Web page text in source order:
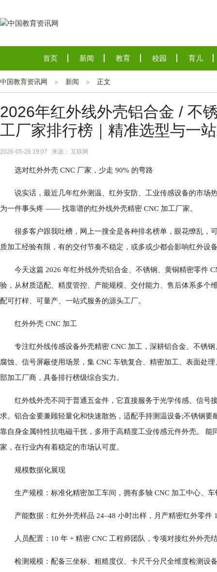
首页 新闻 教育 校园 育儿
中国教育资讯网 新闻 正文
2026年红外线外壳铝合金 / 不
工厂家排行榜｜精准选型与一
2026-05-26 19:07 来源： 互联网
选对红外外壳 CNC 厂家，少走 90% 的弯路
说实话，最近几年红外测温、红外安防、工业传感设备的市场
为一件事头疼 —— 找靠谱的红外线外壳精密 CNC 加工厂家。
很多客户跟我吐槽，网上一搜全是各种排名榜单，眼花缭乱，
质加工经验有限，有的交付节奏不稳定，或多或少都会影响红外设
今天这篇 2026 年红外线外壳铝合金、不锈钢、黄铜精密零件
验，从材质适配、精度管控、产能规模、交付能力、售后体系多个
配可打样、可量产、一站式服务的源头工厂。
红外外壳 CNC 加工
专注红外线传感设备外壳精密 CNC 加工，深耕铝合金、不锈钢
腐蚀、信号屏蔽使用场景，集 CNC 车铣复合、精密加工、表面处
部加工厂商，具备排行榜级综合实力。
红外线外壳不同于普通五金件，它直接服务于光学传感、信号
求。铝合金要兼顾轻量化和快速散热，适配手持测温设备;不锈钢
靠自身金属特性抗电磁干扰，多用于高精度工业传感元件外壳。
家，在行业内有着稳定的市场认可度。
规模数据化展现
生产规模：标准化精密加工车间，拥有多轴 CNC 加工中心、车
产能数据：红外外壳样品 24–48 小时出样，月产精密红外零件
人员配置：10 年 + 精密 CNC 工程师团队，专项对接红外外壳
检测规模：配备三坐标、粗糙度仪、卡尺千分尺全维度检测设